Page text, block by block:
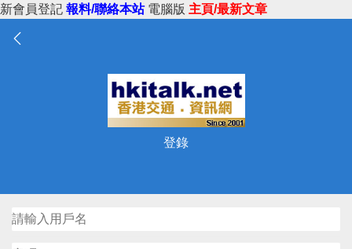
新會員登記 報料/聯絡本站 電腦版 主頁/最新文章
登錄